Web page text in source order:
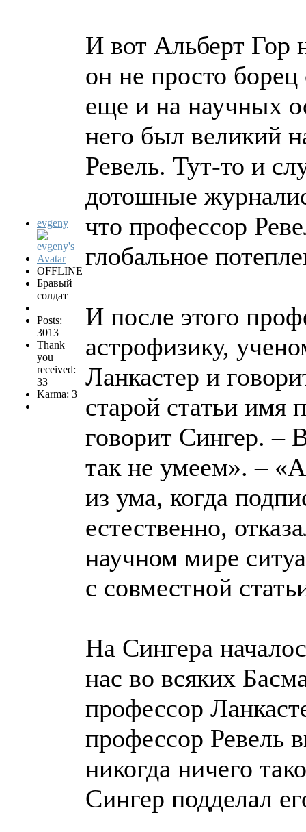
evgeny
OFFLINE
Бравый
солдат
Posts:
3013
Thank
you
received:
33
Karma: 3
И вот Альберт Гор
он не просто
еще и на научных
него был великий
Ревель. Тут-то и
дотошные
что профессор
глобальное
И после этого
астрофизику,
Ланкастер и
старой статьи имя
говорит Сингер.
так не умеем». –
из ума, когда
естественно,
научном мире
с совместной
На Сингера
нас во всяких
профессор
профессор Ревель
никогда ничего
Сингер подделал